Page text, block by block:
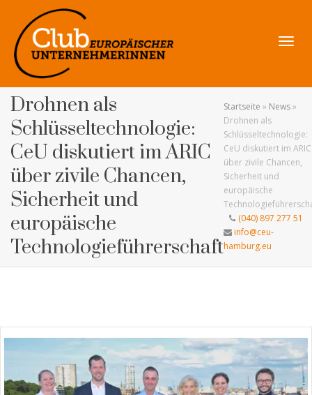
Drohnen als
Schlüsseltechnologie:
CeU diskutiert im ARIC
über zivile Chancen,
Sicherheit und
europäische
Technologieführerschaft
Startseite » News»
Drohnen als
Schlüsseltechnologie:
CeU diskutiert im ARIC
über zivile Chancen,
Sicherheit und
europäische
(040) 897 277 51
info@ceu-
hamburg.eu